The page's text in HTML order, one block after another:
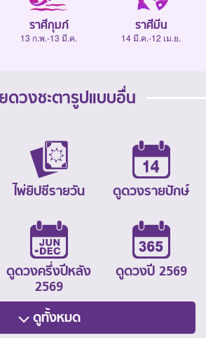
ราศีกุมภ์
13 ก.พ.-13 มี.ค.
ราศีมีน
14 มี.ค.-12 เม.ย.
ดวงชะตารูปแบบอื่น
ไพ่ยิปซีรายวัน ดูดวงรายปักษ์
ดูดวงครึ่งปีหลัง
2569
ดูดวงปี 2569
ดูทั้งหมด